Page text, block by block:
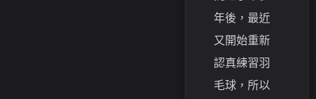
年後，最近
又開始重新
認真練習羽
毛球，所以